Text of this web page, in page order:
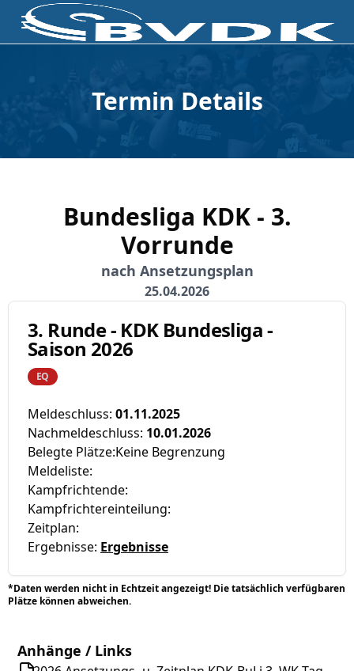
Termin Details
Bundesliga KDK - 3.
Vorrunde
nach Ansetzungsplan
25.04.2026
3. Runde - KDK Bundesliga -
Saison 2026
EQ
Meldeschluss: 01.11.2025
Nachmeldeschluss: 10.01.2026
Belegte Plätze:Keine Begrenzung
Meldeliste:
Kampfrichtende:
Kampfrichtereinteilung:
Zeitplan:
Ergebnisse: Ergebnisse
*Daten werden nicht in Echtzeit angezeigt! Die tatsächlich verfügbaren
Plätze können abweichen.
Anhänge / Links